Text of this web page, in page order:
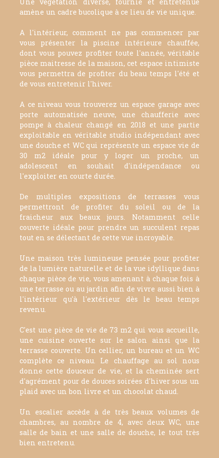
Une végétation diverse, fournie et entretenue
amène un cadre bucolique à ce lieu de vie unique.
A l'intérieur, comment ne pas commencer par
vous présenter la piscine intérieure chauffée,
dont vous pouvez profiter toute l'année, véritable
pièce maitresse de la maison, cet espace intimiste
vous permettra de profiter du beau temps l'été et
de vous entretenir l'hiver.
A ce niveau vous trouverez un espace garage avec
porte automatisée neuve, une chaufferie avec
pompe à chaleur changé en 2018 et une partie
exploitable en véritable studio indépendant avec
une douche et WC qui représente un espace vie de
30 m2 idéale pour y loger un proche, un
adolescent en souhait d'indépendance ou
l'exploiter en courte durée.
De multiples expositions de terrasses vous
permettront de profiter du soleil ou de la
fraicheur aux beaux jours. Notamment celle
couverte idéale pour prendre un succulent repas
tout en se délectant de cette vue incroyable.
Une maison très lumineuse pensée pour profiter
de la lumière naturelle et de la vue idyllique dans
chaque pièce de vie, vous amenant à chaque fois à
une terrasse ou au jardin afin de vivre aussi bien à
l'intérieur qu'à l'extérieur dès le beau temps
revenu.
C'est une pièce de vie de 73 m2 qui vous accueille,
une cuisine ouverte sur le salon ainsi que la
terrasse couverte. Un cellier, un bureau et un WC
complète ce niveau. Le chauffage au sol nous
donne cette douceur de vie, et la cheminée sert
d'agrément pour de douces soirées d'hiver sous un
plaid avec un bon livre et un chocolat chaud.
Un escalier accède à de très beaux volumes de
chambres, au nombre de 4, avec deux WC, une
salle de bain et une salle de douche, le tout très
bien entretenu.